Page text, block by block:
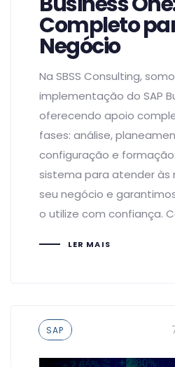
Completo
Negócio
Na SBSS Consulting,
implementação do SAP
oferecendo apoio
fases: análise,
configuração e
sistema para atender às
seu negócio e
o utilize com confiança.
LER MAIS
Tags
SAP